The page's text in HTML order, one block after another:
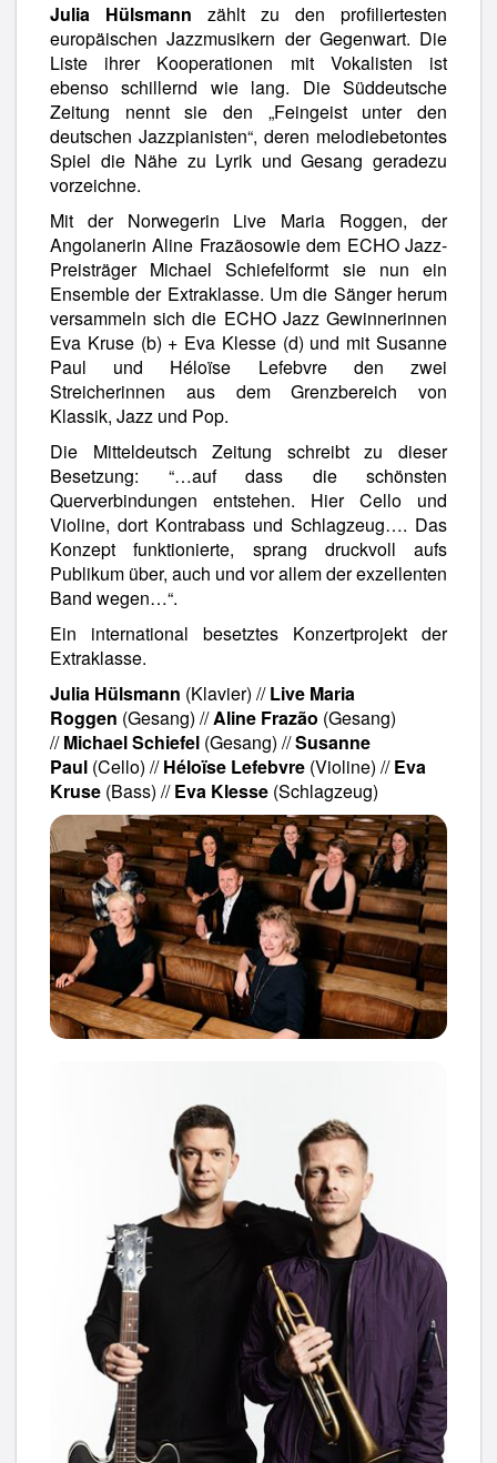
Julia Hülsmann
zählt zu den profiliertesten
europäischen Jazzmusikern der Gegenwart. Die
Liste ihrer Kooperationen mit Vokalisten ist
ebenso schillernd wie lang. Die Süddeutsche
Zeitung nennt sie den „Feingeist unter den
deutschen Jazzpianisten“, deren melodiebetontes
Spiel die Nähe zu Lyrik und Gesang geradezu
vorzeichne.
Mit der Norwegerin Live Maria Roggen, der
Angolanerin Aline Frazãosowie dem ECHO Jazz-
Preisträger Michael Schiefelformt sie nun ein
Ensemble der Extraklasse. Um die Sänger herum
versammeln sich die ECHO Jazz Gewinnerinnen
Eva Kruse (b) + Eva Klesse (d) und mit Susanne
Paul und Héloïse Lefebvre den zwei
Streicherinnen aus dem Grenzbereich von
Klassik, Jazz und Pop.
Die Mitteldeutsch Zeitung schreibt zu dieser
Besetzung: “…auf dass die schönsten
Querverbindungen entstehen. Hier Cello und
Violine, dort Kontrabass und Schlagzeug…. Das
Konzept funktionierte, sprang druckvoll aufs
Publikum über, auch und vor allem der exzellenten
Band wegen…“.
Ein international besetztes Konzertprojekt der
Extraklasse.
Julia Hülsmann (Klavier) // Live Maria
Roggen (Gesang) //Aline Frazão (Gesang)
// Michael Schiefel (Gesang) //Susanne
Paul (Cello) // Héloïse Lefebvre (Violine) // Eva
Kruse (Bass) // Eva Klesse (Schlagzeug)